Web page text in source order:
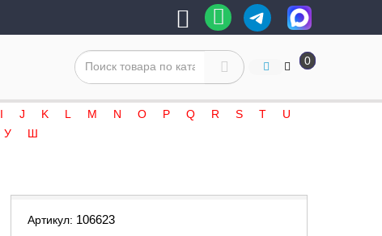
0
I J K L M N O P Q R S T
U
У
Ш
Артикул: 106623